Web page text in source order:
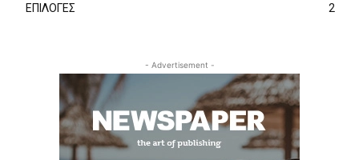
ΕΠΙΛΟΓΕΣ
2
- Advertisement -